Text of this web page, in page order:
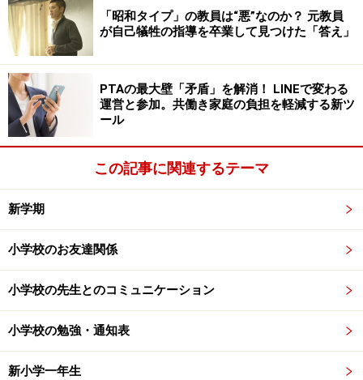
習
「スタートカリキュラム」を取り入れています。ま
た、同様に幼稚園・保育園側では、入学前に小学校での
活動を意識したプログラム
などが行われています。
このような試みの中には、家庭でも入学前に取り組むと
効果的なものがいくつもあります。
今回は、小学校の入学を控えた子どもがいる家庭におい
ための具体的な取り組みを紹介したいと思います。参考
にしてください。
小1プロブレム トラブルは勉強以外が原因
であることが多い
「昭和タイプ」の教員は“悪”なのか？ 元教員
が自己犠牲の指導を卒業して見つけた「答え」
PTAの最大壁「矛盾」を解消！ LINEで変わる
運営と参加。共働き家庭の負担を軽減する新ツ
ール
この記事に関連するテーマ
新学期
小学校のお友達関係
小学校の先生とのコミュニケーション
小学校の勉強・通知表
新小学一年生